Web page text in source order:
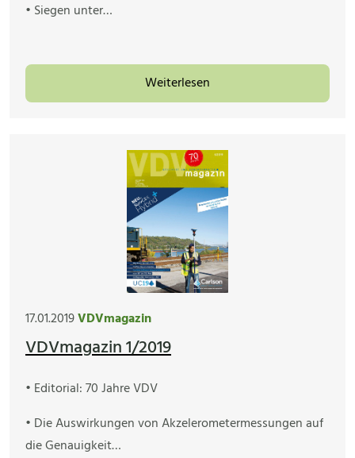
• Siegen unter…
Weiterlesen
17.01.2019VDVmagazin
VDVmagazin 1/2019
• Editorial: 70 Jahre VDV
• Die Auswirkungen von Akzelerometermessungen auf
die Genauigkeit…